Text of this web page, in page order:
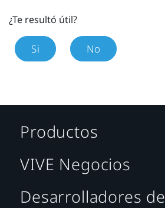
¿Te resultó útil?
Si No
Productos
VIVE Negocios
Desarrolladores